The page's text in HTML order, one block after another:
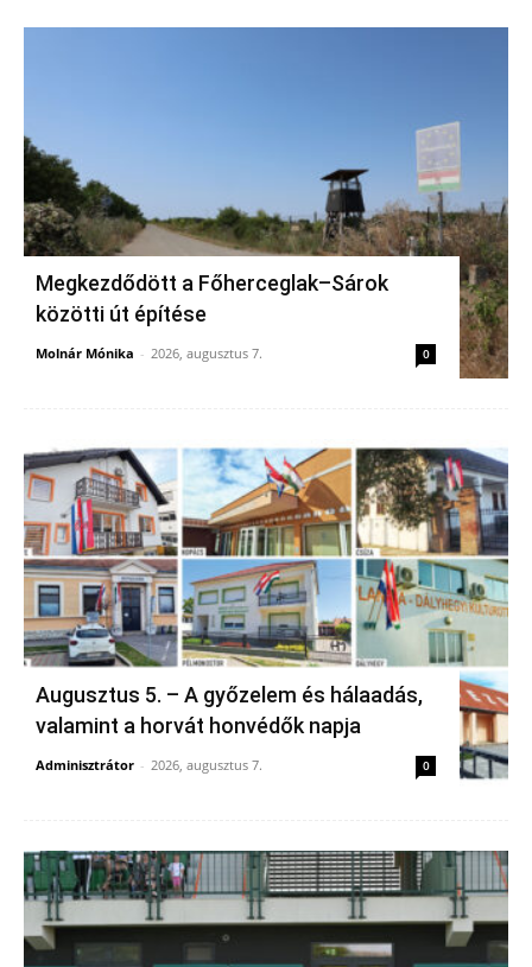
Megkezdődött a Főherceglak–Sárok
közötti út építése
Molnár Mónika - 2026, augusztus 7. 0
Augusztus 5. – A győzelem és hálaadás,
valamint a horvát honvédők napja
Adminisztrátor - 2026, augusztus 7. 0